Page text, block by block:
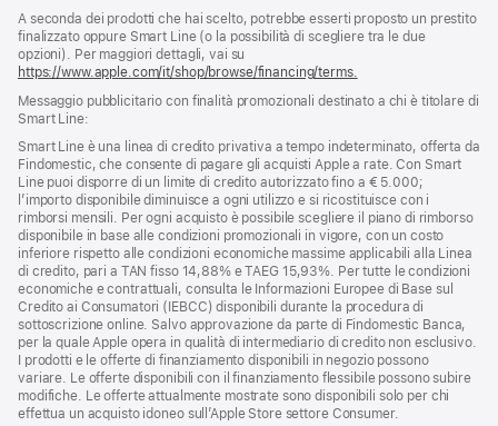
A seconda dei prodotti che hai scelto, potrebbe esserti proposto un prestito
finalizzato oppure Smart Line (o la possibilità di scegliere tra le due
opzioni). Per maggiori dettagli, vai su
https://www.apple.com/it/shop/browse/financing/terms.
Messaggio pubblicitario con finalità promozionali destinato a chi è titolare di
Smart Line:
Smart Line è una linea di credito privativa a tempo indeterminato, offerta da
Findomestic, che consente di pagare gli acquisti Apple a rate. Con Smart
Line puoi disporre di un limite di credito autorizzato fino a € 5.000;
l’importo disponibile diminuisce a ogni utilizzo e si ricostituisce con i
rimborsi mensili. Per ogni acquisto è possibile scegliere il piano di rimborso
disponibile in base alle condizioni promozionali in vigore, con un costo
inferiore rispetto alle condizioni economiche massime applicabili alla Linea
di credito, pari a TAN fisso 14,88% e TAEG 15,93%. Per tutte le condizioni
economiche e contrattuali, consulta le Informazioni Europee di Base sul
Credito ai Consumatori (IEBCC) disponibili durante la procedura di
sottoscrizione online. Salvo approvazione da parte di Findomestic Banca,
per la quale Apple opera in qualità di intermediario di credito non esclusivo.
I prodotti e le offerte di finanziamento disponibili in negozio possono
variare. Le offerte disponibili con il finanziamento flessibile possono subire
modifiche. Le offerte attualmente mostrate sono disponibili solo per chi
effettua un acquisto idoneo sull’Apple Store settore Consumer.